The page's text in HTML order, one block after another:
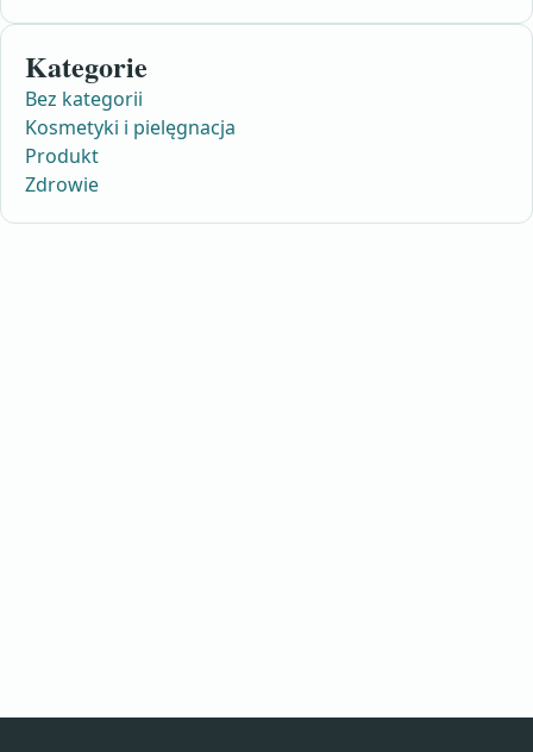
Kategorie
Bez kategorii
Kosmetyki i pielęgnacja
Produkt
Zdrowie